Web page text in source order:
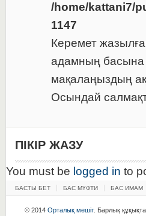
/home/kattani7/
1147
Керемет
адамның басына
мақалаңыздың
Осындай
ПІКІР ЖАЗУ
You must be logged in to
БАСТЫ БЕТ БАС МҮФТИ БАС ИМАМ
© 2014 Орталық мешіт. Барлық